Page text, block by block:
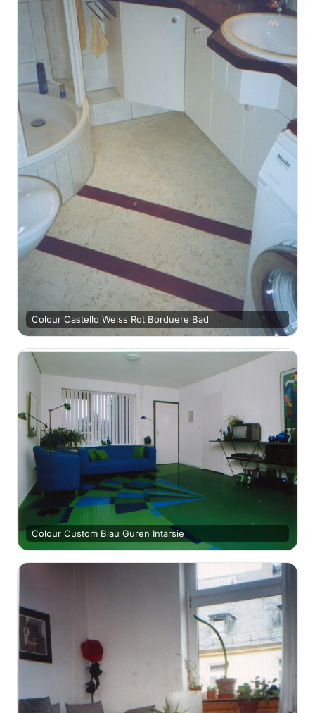
Colour Castello Weiss Rot Borduere Bad
Colour Custom Blau Guren Intarsie